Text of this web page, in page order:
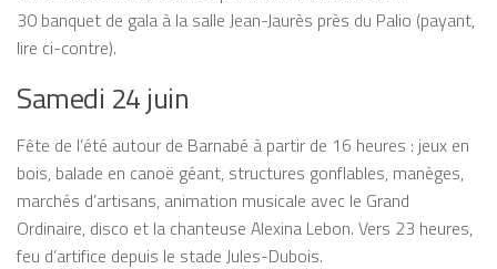
30 banquet de gala à la salle Jean-Jaurès près du Palio (payant,
lire ci-contre).
Samedi 24 juin
Fête de l’été autour de Barnabé à partir de 16 heures : jeux en
bois, balade en canoë géant, structures gonflables, manèges,
marchés d’artisans, animation musicale avec le Grand
Ordinaire, disco et la chanteuse Alexina Lebon. Vers 23 heures,
feu d’artifice depuis le stade Jules-Dubois.